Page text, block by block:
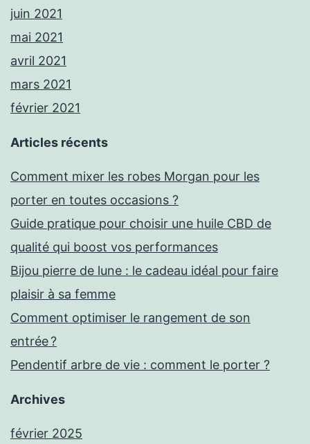
juin 2021
mai 2021
avril 2021
mars 2021
février 2021
Articles récents
Comment mixer les robes Morgan pour les
porter en toutes occasions ?
Guide pratique pour choisir une huile CBD de
qualité qui boost vos performances
Bijou pierre de lune : le cadeau idéal pour faire
plaisir à sa femme
Comment optimiser le rangement de son
entrée ?
Pendentif arbre de vie : comment le porter ?
Archives
février 2025